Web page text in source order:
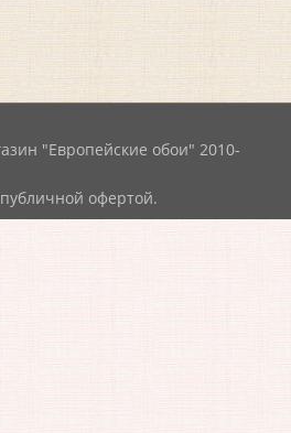
"Европейские обои" 2010-
офертой.